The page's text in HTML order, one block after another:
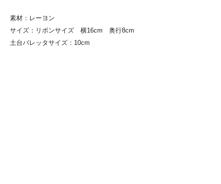
素材：レーヨン
サイズ：リボンサイズ 横16cm 奥行8cm
土台バレッタサイズ：10cm